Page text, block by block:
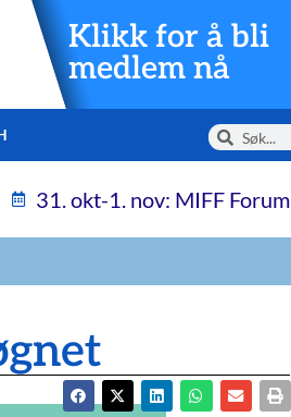
Klikk for å bli
medlem nå
31. okt-1. nov: MIFF Forum